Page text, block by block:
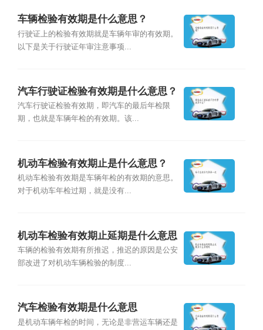
车辆检验有效期是什么意思？
行驶证上的检验有效期就是车辆年审的有效期。
以下是关于行驶证年审注意事项...
汽车行驶证检验有效期是什么意思？
汽车行驶证检验有效期，即汽车的最后年检限
期，也就是车辆年检的有效期。该...
机动车检验有效期止是什么意思？
机动车检验有效期是车辆年检的有效期的意思。
对于机动车年检过期，就是没有...
机动车检验有效期止延期是什么意思
呢
车辆的检验有效期有所推迟，推迟的原因是公安
部改进了对机动车辆检验的制度...
汽车检验有效期是什么意思
是机动车辆年检的时间，无论是非营运车辆还是